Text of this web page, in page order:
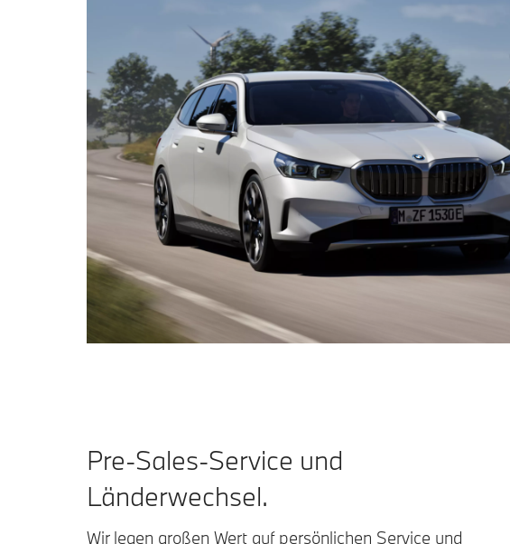
Pre-Sales-Service und
Länderwechsel.
Wir legen großen Wert auf persönlichen Service und